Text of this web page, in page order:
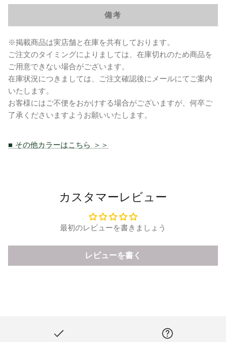
備考
※掲載商品は実店舗と在庫を共有しております。
ご注文のタイミングによりましては、在庫切れのため商品を
ご用意できない場合がございます。
在庫状況につきましては、ご注文確認後にメールにてご案内
いたします。
お客様にはご不便をおかけする場合がございますが、何卒ご
了承くださいますようお願いいたします。
■ その他カラーはこちら ＞＞
カスタマーレビュー
最初のレビューを書きましょう
レビューを書く